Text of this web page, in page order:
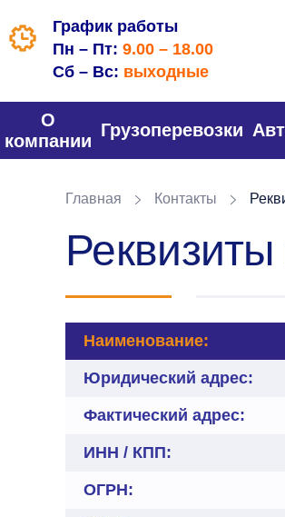
График работы
Пн – Пт: 9.00 – 18.00
Сб – Вс: выходные
О
компании
Грузоперевозки
Главная Контакты
Наименование:
Юридический адрес:
Фактический адрес:
ИНН / КПП:
ОГРН: